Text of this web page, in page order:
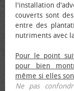
l'installation
couverts sont
entre des
nutriments avec
Pour le point
pour bien
même si elles
Ne pas